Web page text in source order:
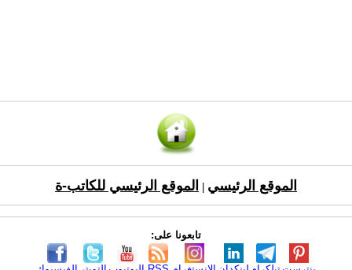
الموقع الرئيسي الموقع الرئيسي للكاتب-ة
تابعونا على: